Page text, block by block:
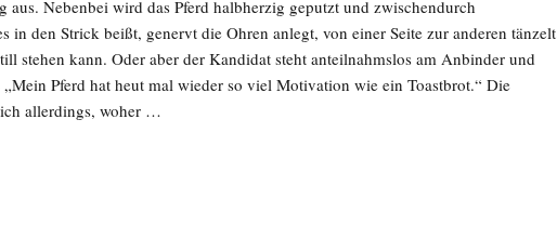
aus. Nebenbei wird das Pferd halbherzig geputzt und zwischendurch
in den Strick beißt, genervt die Ohren anlegt, von einer Seite zur anderen tänzelt
stehen kann. Oder aber der Kandidat steht anteilnahmslos am Anbinder und
Pferd hat heut mal wieder so viel Motivation wie ein Toastbrot.“ Die
allerdings, woher …